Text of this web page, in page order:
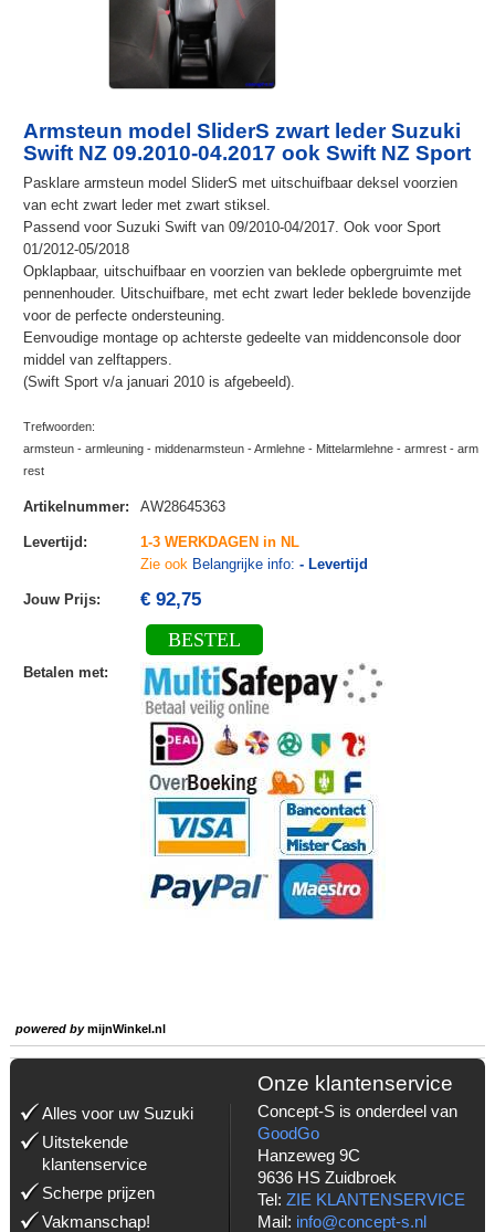
Armsteun model SliderS zwart leder Suzuki
Swift NZ 09.2010-04.2017 ook Swift NZ Sport
Pasklare armsteun model SliderS met uitschuifbaar deksel voorzien
van echt zwart leder met zwart stiksel.
Passend voor Suzuki Swift van 09/2010-04/2017. Ook voor Sport
01/2012-05/2018
Opklapbaar, uitschuifbaar en voorzien van beklede opbergruimte met
pennenhouder. Uitschuifbare, met echt zwart leder beklede bovenzijde
voor de perfecte ondersteuning.
Eenvoudige montage op achterste gedeelte van middenconsole door
middel van zelftappers.
(Swift Sport v/a januari 2010 is afgebeeld).
Trefwoorden:
armsteun - armleuning - middenarmsteun - Armlehne - Mittelarmlehne - armrest - arm
rest
Artikelnummer: AW28645363
Levertijd :
1-3 WERKDAGEN in NL
Zie ook Belangrijke info: - Levertijd
Jouw Prijs: € 92,75
BESTEL
Betalen met:
powered bymijnWinkel.nl
Alles voor uw Suzuki
Uitstekende
klantenservice
Scherpe prijzen
Vakmanschap!
Onze klantenservice
Concept-S is onderdeel van
GoodGo
Hanzeweg 9C
9636 HS Zuidbroek
Tel: ZIE KLANTENSERVICE
Mail: info@concept-s.nl